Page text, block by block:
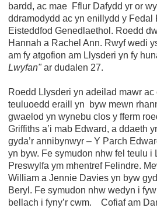
bardd, ac mae Fflur Dafydd yr or
ddramodydd ac yn enillydd y Fedal
Eisteddfod Genedlaethol. Roedd
Hannah a Rachel Ann. Rwyf wedi
am fy atgofion am Llysderi yn fy
Lwyfan"ar dudalen 27.
Roedd Llysderi yn adeilad mawr
teuluoedd eraill yn byw mewn
gwaelod yn wynebu clos y fferm
Griffiths a’i mab Edward, a ddaeth
gyda’r annibynwyr – Y Parch
yn byw. Fe symudon nhw fel teulu i
Preswylfa ym mhentref Felindre.
William a Jennie Davies yn byw
Beryl. Fe symudon nhw wedyn i
bellach i fyny’r cwm. Cofiaf am